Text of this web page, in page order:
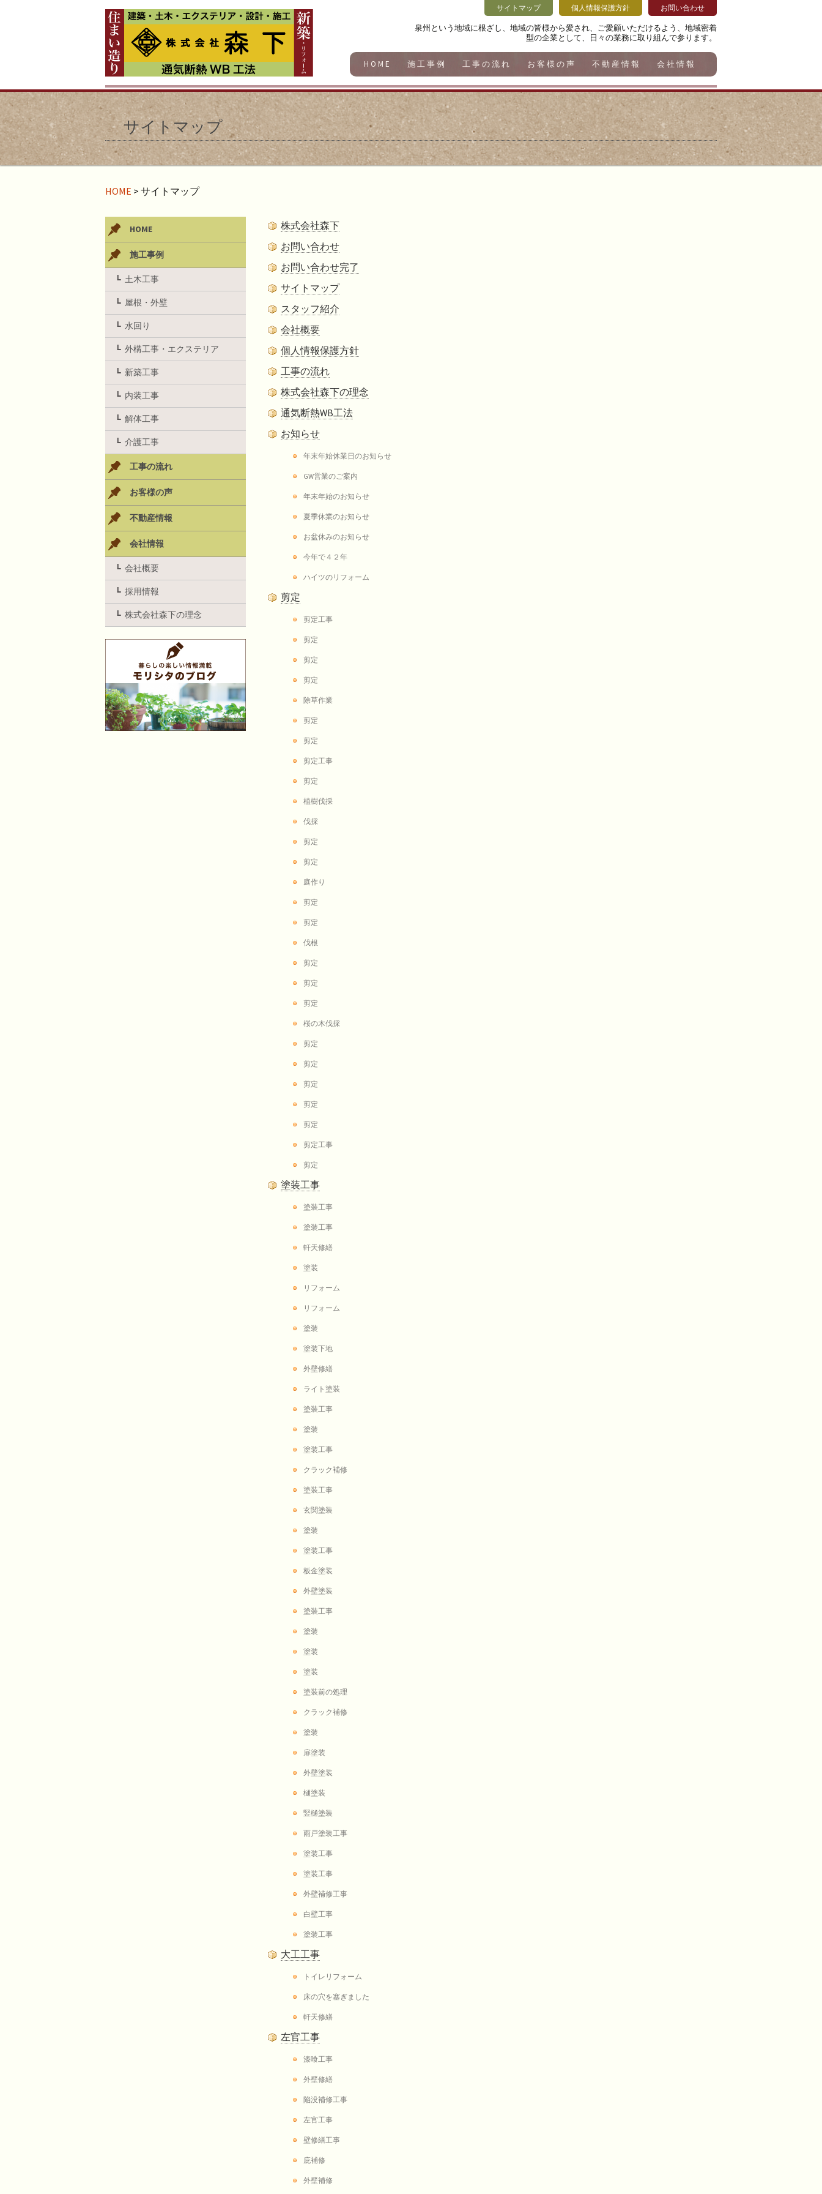
泉州という地域に根ざし、地域の皆様から愛され、ご愛顧いただけるよう、地域密着
型の企業として、日々の業務に取り組んで参ります。
サイトマップ 個人情報保護方針 お問い合わせ
HOME 施工事例 工事の流れ お客様の声 不動産情報 会社情報
サイトマップ
HOME > サイトマップ
株式会社森下
お問い合わせ
お問い合わせ完了
サイトマップ
スタッフ紹介
会社概要
個人情報保護方針
工事の流れ
株式会社森下の理念
通気断熱WB工法
お知らせ
年末年始休業日のお知らせ
GW営業のご案内
年末年始のお知らせ
夏季休業のお知らせ
お盆休みのお知らせ
今年で４２年
ハイツのリフォーム
剪定
剪定工事
剪定
剪定
剪定
除草作業
剪定
剪定
剪定工事
剪定
植樹伐採
伐採
剪定
剪定
庭作り
剪定
剪定
伐根
剪定
剪定
剪定
桜の木伐採
剪定
剪定
剪定
剪定
剪定
剪定工事
剪定
塗装工事
塗装工事
塗装工事
軒天修繕
塗装
リフォーム
リフォーム
塗装
塗装下地
外壁修繕
ライト塗装
塗装工事
塗装
塗装工事
クラック補修
塗装工事
玄関塗装
塗装
塗装工事
板金塗装
外壁塗装
塗装工事
塗装
塗装
塗装
塗装前の処理
クラック補修
塗装
扉塗装
外壁塗装
樋塗装
竪樋塗装
雨戸塗装工事
塗装工事
塗装工事
外壁補修工事
白壁工事
塗装工事
大工工事
トイレリフォーム
床の穴を塞ぎました
軒天修繕
左官工事
漆喰工事
外壁修繕
陥没補修工事
左官工事
壁修繕工事
庇補修
外壁補修
HOME
施工事例
土木工事
屋根・外壁
水回り
外構工事・エクステリア
新築工事
内装工事
解体工事
介護工事
工事の流れ
お客様の声
不動産情報
会社情報
会社概要
採用情報
株式会社森下の理念